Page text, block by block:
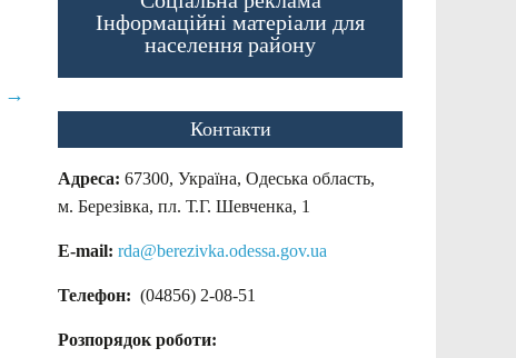
→
Інформаційні матеріали для
населення району
Контакти
Адреса: 67300, Україна, Одеська область,
м. Березівка, пл. Т.Г. Шевченка, 1
E-mail: rda@berezivka.odessa.gov.ua
Телефон: (04856) 2-08-51
Розпорядок роботи: